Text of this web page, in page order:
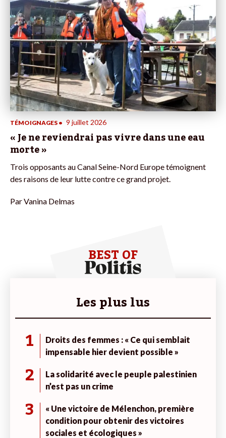
TÉMOIGNAGES • 9 juillet 2026
« Je ne reviendrai pas vivre dans une eau
morte »
Trois opposants au Canal Seine-Nord Europe témoignent
des raisons de leur lutte contre ce grand projet.
ParVanina Delmas
BEST OF
Les plus lus
1
Droits des femmes : « Ce qui semblait
impensable hier devient possible »
2
La solidarité avec le peuple palestinien
n’est pas un crime
3
« Une victoire de Mélenchon, première
condition pour obtenir des victoires
sociales et écologiques »